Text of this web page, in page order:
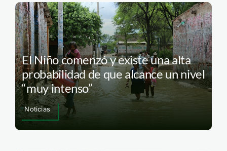
El Niño comenzó y existe una alta
probabilidad de que alcance un nivel
“muy intenso”
Noticias